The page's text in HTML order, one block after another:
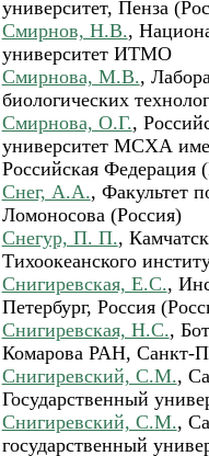
университет, Пенза
Смирнов, Н.В.,
университет ИТМО
Смирнова, М.В.,
биологических
Смирнова, О.Г.,
университет МСХА
Российская Федерация
Снег, А.А., Факультет
Ломоносова (Россия)
Снегур, П. П.,
Тихоокеанского
Снигиревская, Е.С.,
Петербург, Россия
Снигиревская, Н.С.,
Комарова РАН, Санкт-
Снигиревский, С.М.,
Государственный
Снигиревский, С.М.,
государственный